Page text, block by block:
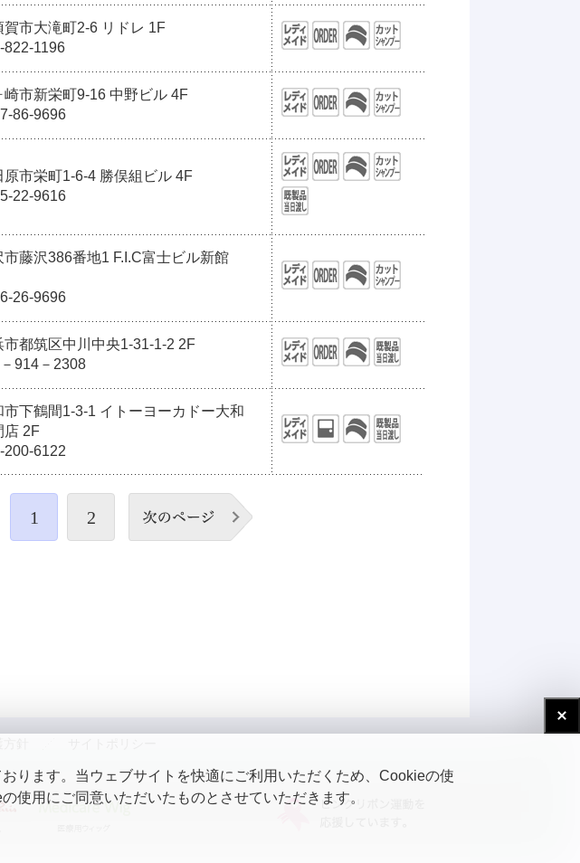
賀市大滝町2-6 リドレ 1F
822-1196
崎市新栄町9-16 中野ビル 4F
86-9696
原市栄町1-6-4 勝俣組ビル 4F
22-9616
市藤沢386番地1 F.I.C富士ビル新館
26-9696
市都筑区中川中央1-31-1-2 2F
914－2308
市下鶴間1-3-1 イトーヨーカドー大和
店 2F
200-6122
1 2
ります。当ウェブサイトを快適にご利用いただくため、Cookieの使
使用にご同意いただいたものとさせていただきます。